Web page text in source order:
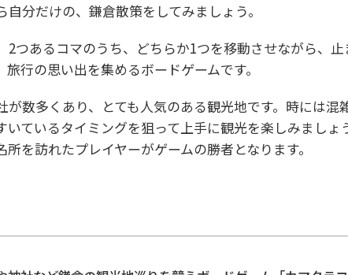
自分だけの、鎌倉散策をしてみましょう。
2つあるコマのうち、どちらか1つを移動させながら、止
行の思い出を集めるボードゲームです。
が数多くあり、とても人気のある観光地です。時には混
いているタイミングを狙って上手に観光を楽しみましょ
を訪れたプレイヤーがゲームの勝者となります。